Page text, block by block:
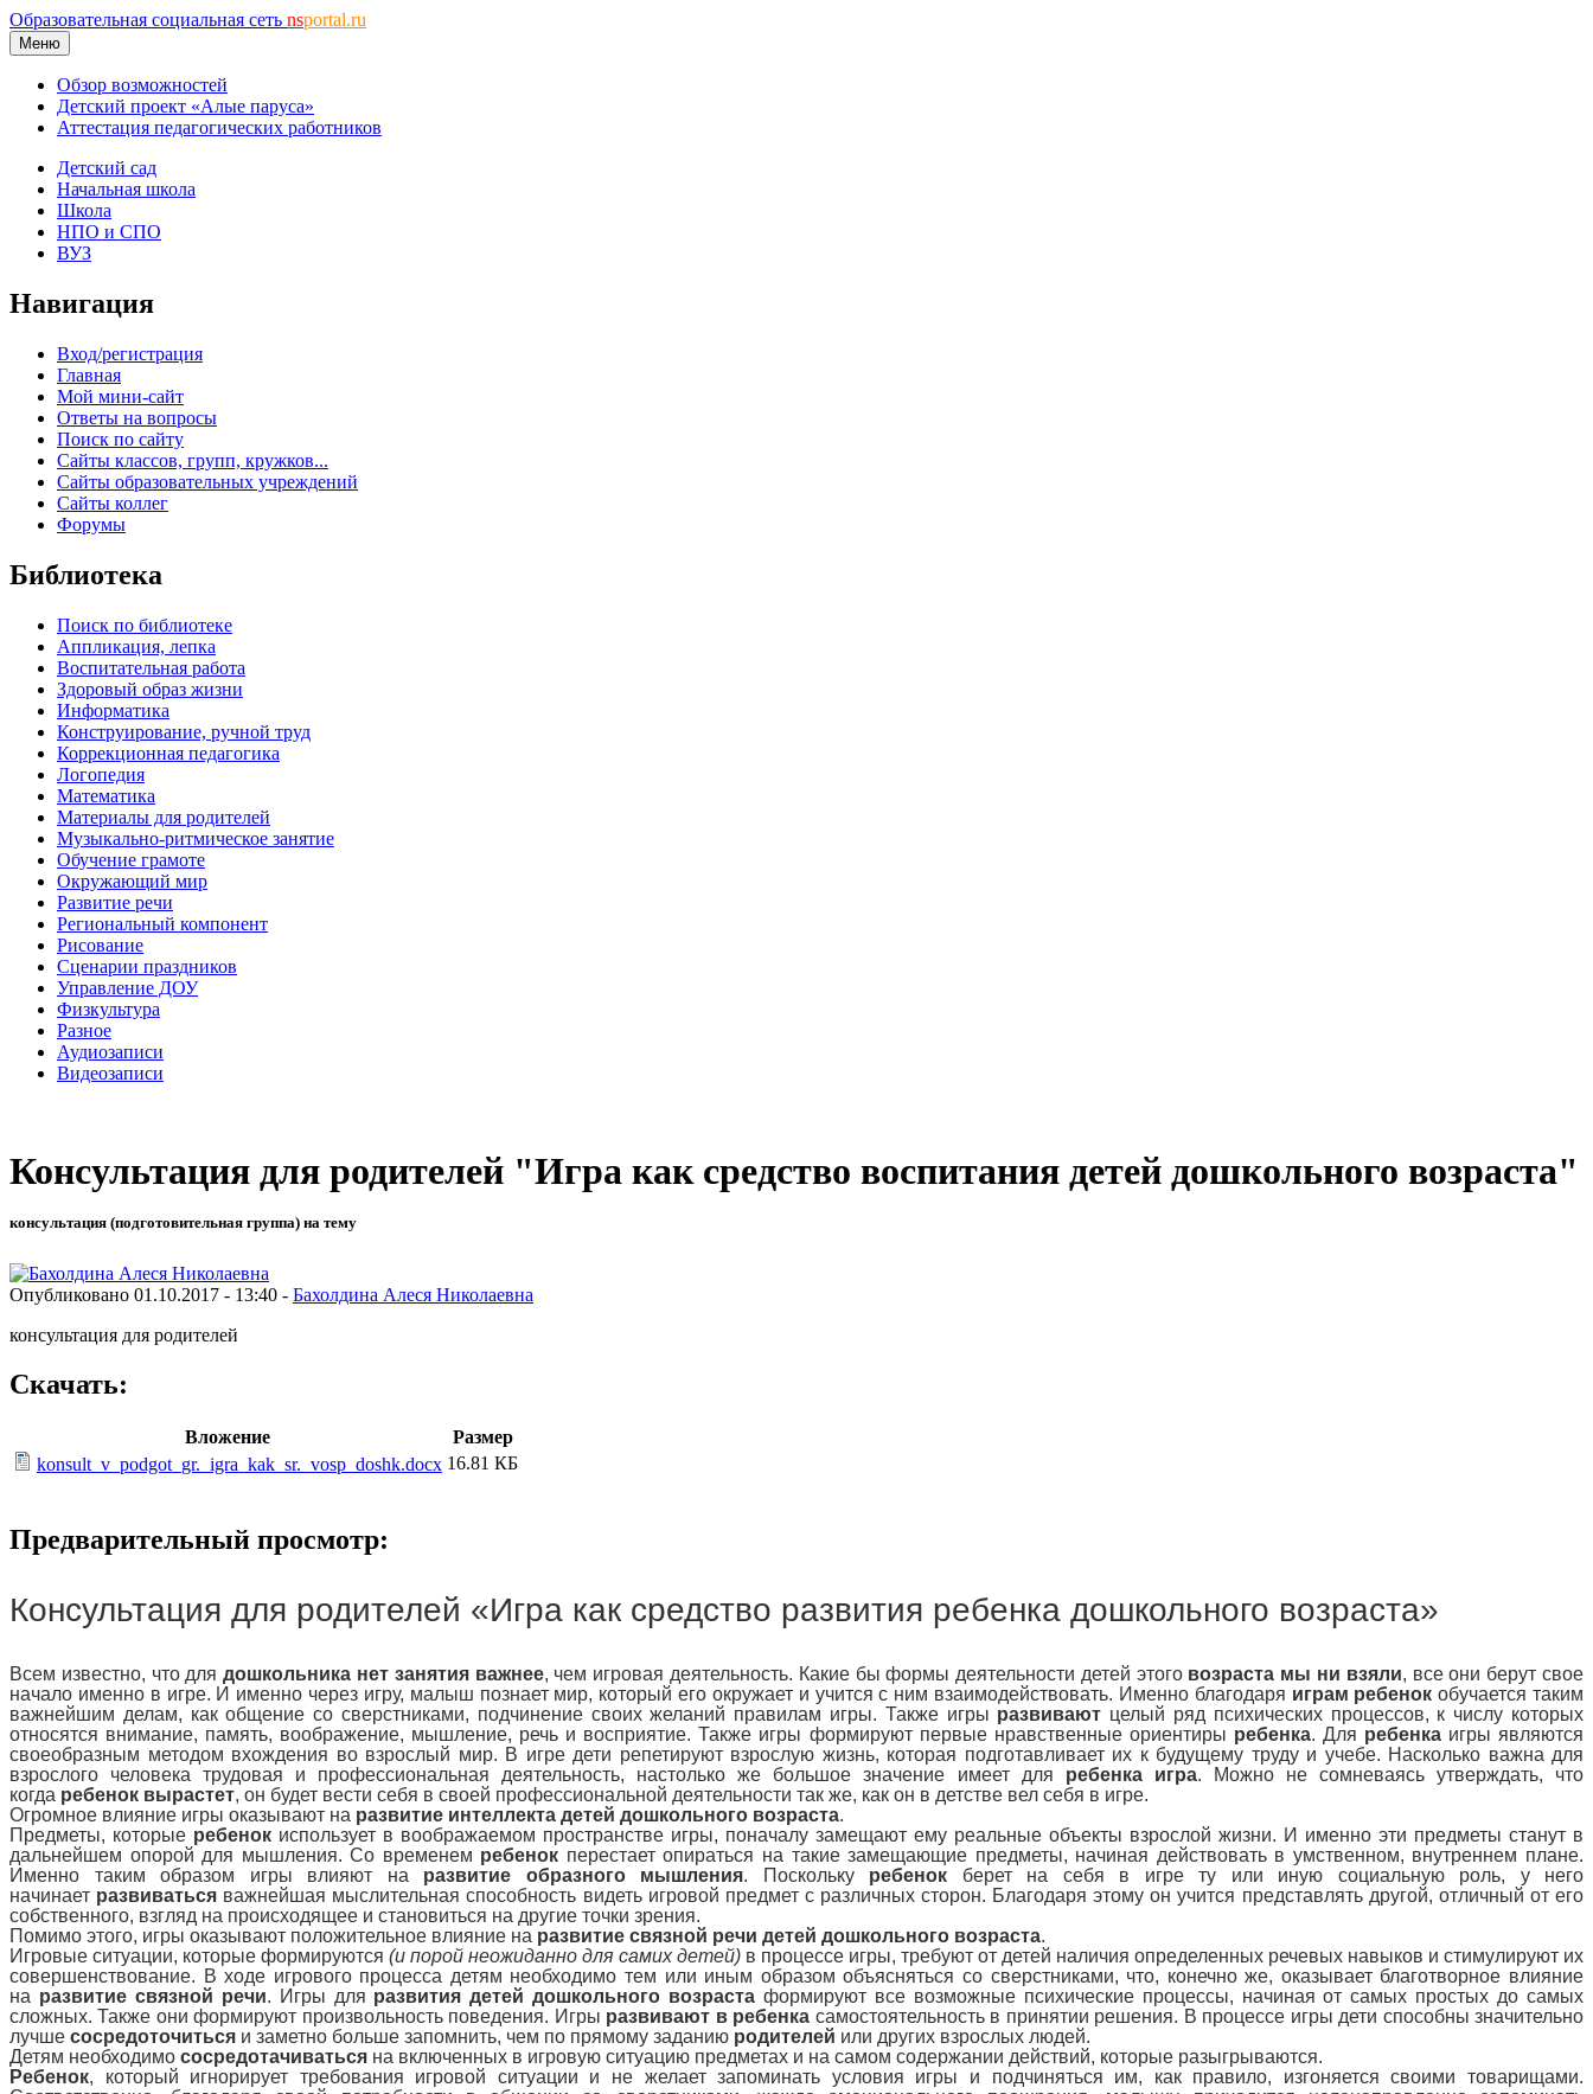
Образовательная социальная сеть nsportal.ru
Меню
Обзор возможностей
Детский проект «Алые паруса»
Аттестация педагогических работников
Детский сад
Начальная школа
Школа
НПО и СПО
ВУЗ
Навигация
Вход/регистрация
Главная
Мой мини-сайт
Ответы на вопросы
Поиск по сайту
Сайты классов, групп, кружков...
Сайты образовательных учреждений
Сайты коллег
Форумы
Библиотека
Поиск по библиотеке
Аппликация, лепка
Воспитательная работа
Здоровый образ жизни
Информатика
Конструирование, ручной труд
Коррекционная педагогика
Логопедия
Математика
Материалы для родителей
Музыкально-ритмическое занятие
Обучение грамоте
Окружающий мир
Развитие речи
Региональный компонент
Рисование
Сценарии праздников
Управление ДОУ
Физкультура
Разное
Аудиозаписи
Видеозаписи
Консультация для родителей "Игра как средство воспитания детей дошкольного возраста"
консультация (подготовительная группа) на тему
Опубликовано 01.10.2017 - 13:40 - Бахолдина Алеся Николаевна
консультация для родителей
Скачать:
Вложение
Размер
konsult_v_podgot_gr._igra_kak_sr._vosp_doshk.docx 16.81 КБ
Предварительный просмотр:
Консультация для родителей «Игра как средство развития ребенка дошкольного возраста»
Всем известно, что длядошкольника нет занятия важнее, чем игровая деятельность. Какие бы формы деятельности детей этого возраста мы ни взяли, все они берут свое
начало именно в игре. И именно через игру, малыш познает мир, который его окружает и учится с ним взаимодействовать. Именно благодаря играм ребенок обучается таким
важнейшим делам, как общение со сверстниками, подчинение своих желаний правилам игры. Также игры развивают целый ряд психических процессов, к числу которых
относятся внимание, память, воображение, мышление, речь и восприятие. Также игры формируют первые нравственные ориентиры ребенка. Для ребенкаигры являются
своеобразным методом вхождения во взрослый мир. В игре дети репетируют взрослую жизнь, которая подготавливает их к будущему труду и учебе. Насколько важна для
взрослого человека трудовая и профессиональная деятельность, настолько же большое значение имеет для ребенка игра. Можно не сомневаясь утверждать, что
когда ребенок вырастет, он будет вести себя в своей профессиональной деятельности так же, как он в детстве вел себя в игре.
Огромное влияние игры оказывают на развитие интеллекта детей дошкольного возраста.
Предметы, которые ребенок использует в воображаемом пространстве игры, поначалу замещают ему реальные объекты взрослой жизни. И именно эти предметы станут в
дальнейшем опорой для мышления. Со временем ребенок перестает опираться на такие замещающие предметы, начиная действовать в умственном, внутреннем плане.
Именно таким образом игры влияют на развитие образного мышления. Поскольку ребенок берет на себя в игре ту или иную социальную роль, у него
начинает развиваться важнейшая мыслительная способность видеть игровой предмет с различных сторон. Благодаря этому он учится представлять другой, отличный от его
собственного, взгляд на происходящее и становиться на другие точки зрения.
Помимо этого, игры оказывают положительное влияние на развитие связной речи детей дошкольного возраста.
Игровые ситуации, которые формируются (и порой неожиданно для самих детей) в процессе игры, требуют от детей наличия определенных речевых навыков и стимулируют их
совершенствование. В ходе игрового процесса детям необходимо тем или иным образом объясняться со сверстниками, что, конечно же, оказывает благотворное влияние
на развитие связной речи. Игры для развития детей дошкольного возраста формируют все возможные психические процессы, начиная от самых простых до самых
сложных. Также они формируют произвольность поведения. Игры развивают в ребенка самостоятельность в принятии решения. В процессе игры дети способны значительно
лучше сосредоточиться и заметно больше запомнить, чем по прямому заданию родителей или других взрослых людей.
Детям необходимо сосредотачиваться на включенных в игровую ситуацию предметах и на самом содержании действий, которые разыгрываются.
Ребенок, который игнорирует требования игровой ситуации и не желает запоминать условия игры и подчиняться им, как правило, изгоняется своими товарищами.